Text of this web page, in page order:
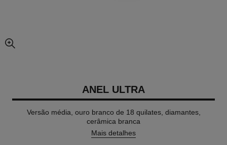
vista expandida da imagem
ANEL ULTRA
Versão média, ouro branco de 18 quilates, diamantes,
cerâmica branca
Mais detalhes